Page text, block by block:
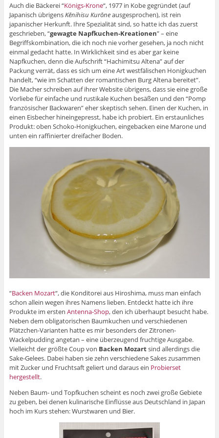
Auch die Bäckerei “Königs-Krone“, 1977 in Kobe gegründet (auf
Japanisch übrigensKēnihisu Kurōneausgesprochen), ist rein
japanischer Herkunft. Ihre Spezialität sind, so hatte ich das zuerst
geschrieben, “gewagte Napfkuchen-Kreationen” – eine
Begriffskombination, die ich noch nie vorher gesehen, ja noch nicht
einmal gedacht hatte. In Wirklichkeit sind es aber gar keine
Napfkuchen, denn die Aufschrift “Hachimitsu Altena” auf der
Packung verrät, dass es sich um eine Art westfälischen Honigkuchen
handelt, “wie im Schatten der romantischen Burg Altena bereitet”.
Die Macher schreiben auf ihrer Website übrigens, dass sie eine große
Vorliebe für einfache und rustikale Kuchen besäßen und den “Pomp
französischer Backwaren” eher skeptisch sehen. Einen der Kuchen, in
einen Eisbecher hineingepresst, habe ich probiert. Ein erstaunliches
Produkt: oben Schoko-Honigkuchen, eingebacken eine Marone und
unten ein raffinierter dreifacher Boden.
“Backen Mozart“, die Konditorei aus Hiroshima, muss man einfach
schon allein wegen ihres Namens lieben. Entdeckt hatte ich ihre
Produkte im ersten Antenna-Shop, den ich überhaupt besucht habe.
Neben dem obligatorischen Baumkuchen und verschiedenen
Plätzchen-Varianten hatte es mir besonders der Zitronen-
Wackelpudding angetan – eine überzeugend fruchtige Ausgabe.
Vielleicht der größte Coup von Backen Mozartsind allerdings die
Sake-Gelees. Dabei haben sie zehn verschiedene Sakes zusammen
mit Zucker und Fruchtsaft geliert und daraus ein Probierset
hergestellt.
Neben Baum- und Topfkuchen scheint es noch zwei große Gebiete
zu geben, bei denen kulinarische Einflüsse aus Deutschland in Japan
hoch im Kurs stehen: Wurstwaren und Bier.